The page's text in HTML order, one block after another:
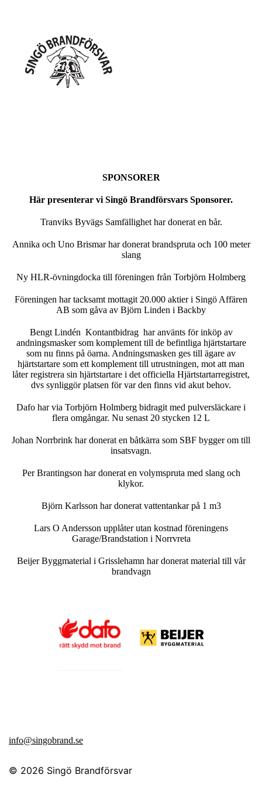
SPONSORER
Här presenterar vi Singö Brandförsvars Sponsorer.
Tranviks Byvägs Samfällighet har donerat en bår.
Annika och Uno Brismar har donerat brandspruta och 100 meter
slang
Ny HLR-övningdocka till föreningen från Torbjörn Holmberg
Föreningen har tacksamt mottagit 20.000 aktier i Singö Affären
AB som gåva av Björn Linden i Backby
Bengt Lindén Kontantbidrag har använts för inköp av
andningsmasker som komplement till de befintliga hjärtstartare
som nu finns på öarna. Andningsmasken ges till ägare av
hjärtstartare som ett komplement till utrustningen, mot att man
låter registrera sin hjärtstartare i det officiella Hjärtstartarregistret,
dvs synliggör platsen för var den finns vid akut behov.
Dafo har via Torbjörn Holmberg bidragit med pulversläckare i
flera omgångar. Nu senast 20 stycken 12 L
Johan Norrbrink har donerat en båtkärra som SBF bygger om till
insatsvagn.
Per Brantingson har donerat en volymspruta med slang och
klykor.
Björn Karlsson har donerat vattentankar på 1 m3
Lars O Andersson upplåter utan kostnad föreningens
Garage/Brandstation i Norrvreta
Beijer Byggmaterial i Grisslehamn har donerat material till vår
brandvagn
info@singobrand.se
© 2026 Singö Brandförsvar